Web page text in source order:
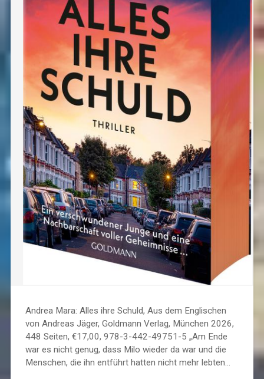
Andrea Mara: Alles ihre Schuld, Aus dem Englischen
von Andreas Jäger, Goldmann Verlag, München 2026,
448 Seiten, €17,00, 978-3-442-49751-5 „Am Ende
war es nicht genug, dass Milo wieder da war und die
Menschen, die ihn entführt hatten nicht mehr lebten…